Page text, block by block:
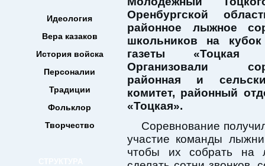
Идеология
Вера казаков
История войска
Персоналии
Традиции
Фольклор
Творчество
Оренбургской
районное лыжное
школьников на кубок
газеты «Тоцкая
Организовали
районная и
комитет, районный
«Тоцкая».
Соревнование
участие команды
чтобы их собрать